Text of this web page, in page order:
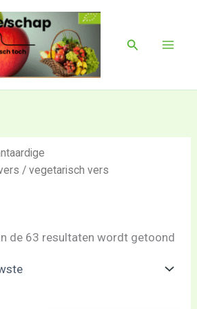
Zoeken
/ vegetarisch vers
de 63 resultaten wordt getoond